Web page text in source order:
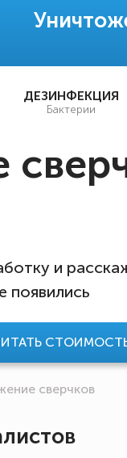
ДЕЗИНФЕКЦИЯ
Бактерии
и
появились
сверчков